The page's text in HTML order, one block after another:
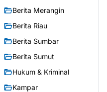
Berita Merangin
Berita Riau
Berita Sumbar
Berita Sumut
Hukum & Kriminal
Kampar